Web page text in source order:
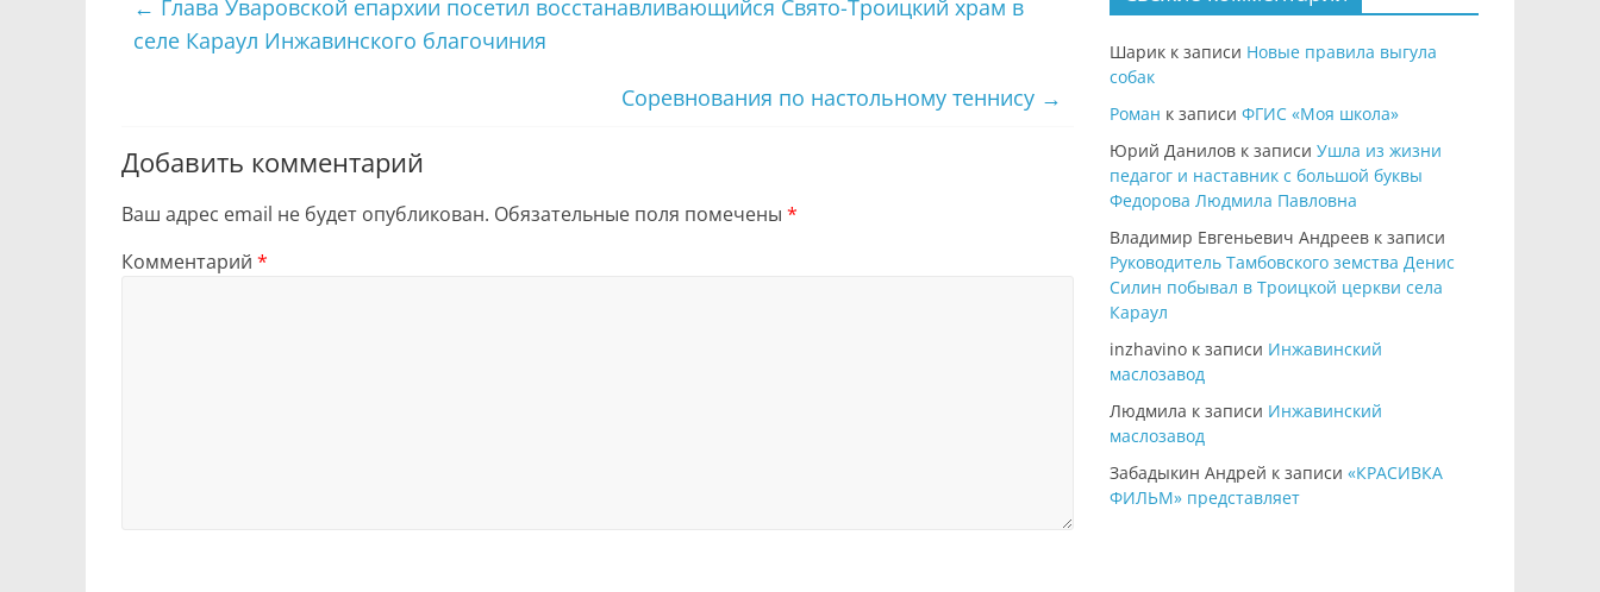
← Глава Уваровской епархии посетил восстанавливающийся Свято-Троицкий храм в
селе Караул Инжавинского благочиния
Соревнования по настольному теннису →
Добавить комментарий
Ваш адрес email не будет опубликован. Обязательные поля помечены *
Комментарий *
Шарик к записи Новые правила выгула
собак
Роман к записи ФГИС «Моя школа»
Юрий Данилов к записи Ушла из жизни
педагог и наставник с большой буквы
Федорова Людмила Павловна
Владимир Евгеньевич Андреев к записи
Руководитель Тамбовского земства Денис
Силин побывал в Троицкой церкви села
Караул
inzhavino к записи Инжавинский
маслозавод
Людмила к записи Инжавинский
маслозавод
Забадыкин Андрей к записи «КРАСИВКА
ФИЛЬМ» представляет